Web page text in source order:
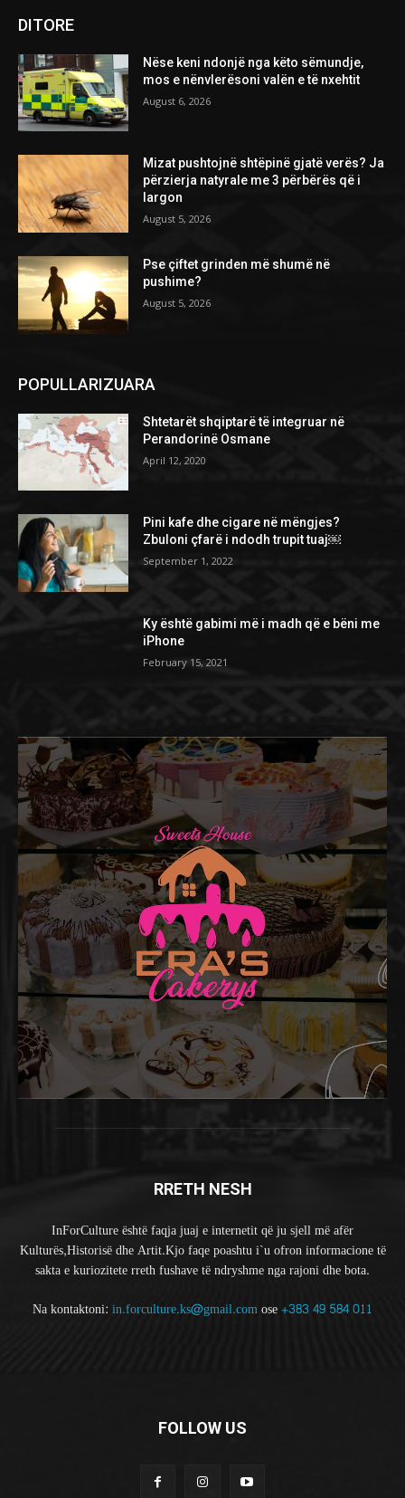
DITORE
Nëse keni ndonjë nga këto sëmundje,
mos e nënvlerësoni valën e të nxehtit
August 6, 2026
Mizat pushtojnë shtëpinë gjatë verës? Ja
përzierja natyrale me 3 përbërës që i
largon
August 5, 2026
Pse çiftet grinden më shumë në
pushime?
August 5, 2026
POPULLARIZUARA
Shtetarët shqiptarë të integruar në
Perandorinë Osmane
April 12, 2020
Pini kafe dhe cigare në mëngjes?
Zbuloni çfarë i ndodh trupit tuaj￼
September 1, 2022
Ky është gabimi më i madh që e bëni me
iPhone
February 15, 2021
RRETH NESH
InForCulture është faqja juaj e internetit që ju sjell më afër
Kulturës,Historisë dhe Artit.Kjo faqe poashtu i`u ofron informacione të
sakta e kuriozitete rreth fushave të ndryshme nga rajoni dhe bota.
Na kontaktoni: in.forculture.ks@gmail.comose+383 49 584 011
FOLLOW US